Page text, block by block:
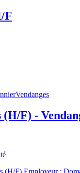
F
Vendanges
F) -
F) Employeur :